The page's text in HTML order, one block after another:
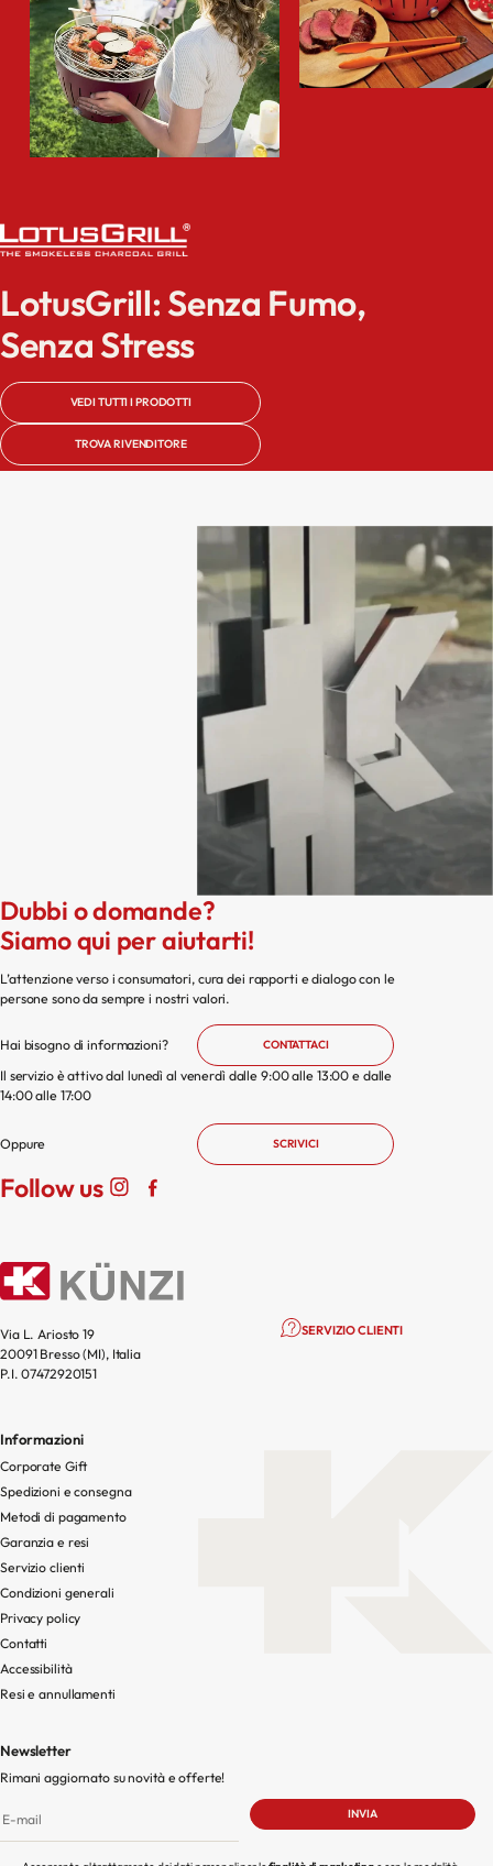
LotusGrill: Senza Fumo,
Senza Stress
VEDI TUTTI I PRODOTTI
TROVA RIVENDITORE
Dubbi o domande?
Siamo qui per aiutarti!
L’attenzione verso i consumatori, cura dei rapporti e dialogo con le
persone sono da sempre i nostri valori.
Hai bisogno di informazioni? CONTATTACI
Il servizio è attivo dal lunedì al venerdì dalle 9:00 alle 13:00 e dalle
14:00 alle 17:00
Oppure SCRIVICI
Follow us
Via L. Ariosto 19
20091 Bresso (MI), Italia
P.I. 07472920151
SERVIZIO CLIENTI
Informazioni
Corporate Gift
Spedizioni e consegna
Metodi di pagamento
Garanzia e resi
Servizio clienti
Condizioni generali
Privacy policy
Contatti
Accessibilità
Resi e annullamenti
Newsletter
Rimani aggiornato su novità e offerte!